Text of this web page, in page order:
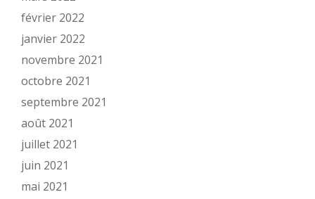
février 2022
janvier 2022
novembre 2021
octobre 2021
septembre 2021
août 2021
juillet 2021
juin 2021
mai 2021